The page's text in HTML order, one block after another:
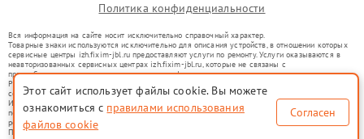
Политика конфиденциальности
Вся информация на сайте носит исключительно справочный характер.
Товарные знаки используются исключительно для описания устройств, в отношении которых
сервисные центры izh.fixim-jbl.ru предоставляют услуги по ремонту. Услуги оказываются в
неавторизованных сервисных центрах izh.fixim-jbl.ru, которые не связаны с
правообладателями товарных знаков или их официальными представителями.
Ремонт осуществляется для устройств, уже введенных в гражданский оборот в соответствии
со статьей 1487 ГК РФ.
Использование товарных знаков не преследует цели индивидуализации услуг или введения
потребителей в заблуждение, а служит для информирования о предоставляемых услугах по
ремонту техники указанных брендов.
Представленная на сайте информация не является публичной офертой, определяемой
Этот сайт использует файлы cookie. Вы можете
ознакомиться с правилами использования
файлов cookie
Согласен